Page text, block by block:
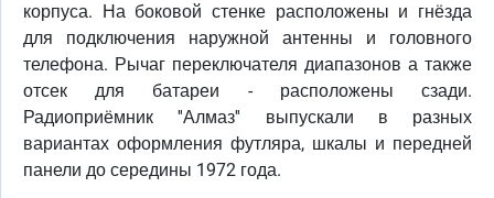
корпуса. На боковой стенке расположены и гнёзда
для подключения наружной антенны и головного
телефона. Рычаг переключателя диапазонов а также
отсек для батареи - расположены сзади.
Радиоприёмник ''Алмаз'' выпускали в разных
вариантах оформления футляра, шкалы и передней
панели до середины 1972 года.